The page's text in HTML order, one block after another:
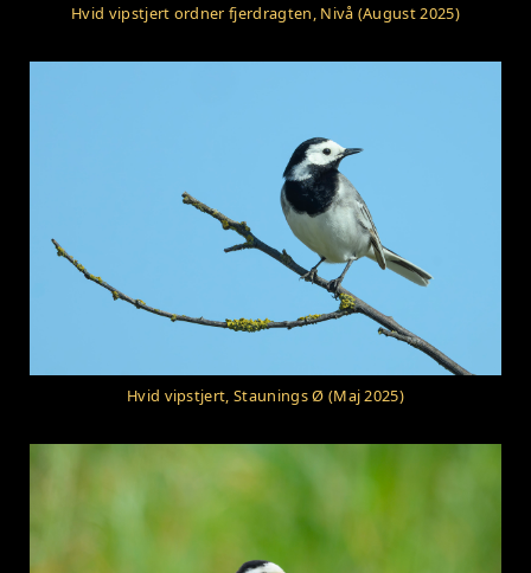
Hvid vipstjert ordner fjerdragten, Nivå (August 2025)
Hvid vipstjert, Staunings Ø (Maj 2025)